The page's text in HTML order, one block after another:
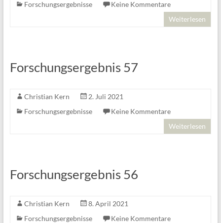
Forschungsergebnisse
Keine Kommentare
Weiterlesen
Forschungsergebnis 57
Christian Kern
2. Juli 2021
Forschungsergebnisse
Keine Kommentare
Weiterlesen
Forschungsergebnis 56
Christian Kern
8. April 2021
Forschungsergebnisse
Keine Kommentare